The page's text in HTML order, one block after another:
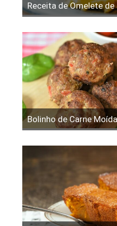
Receita de Omelete
Bolinho de Carne